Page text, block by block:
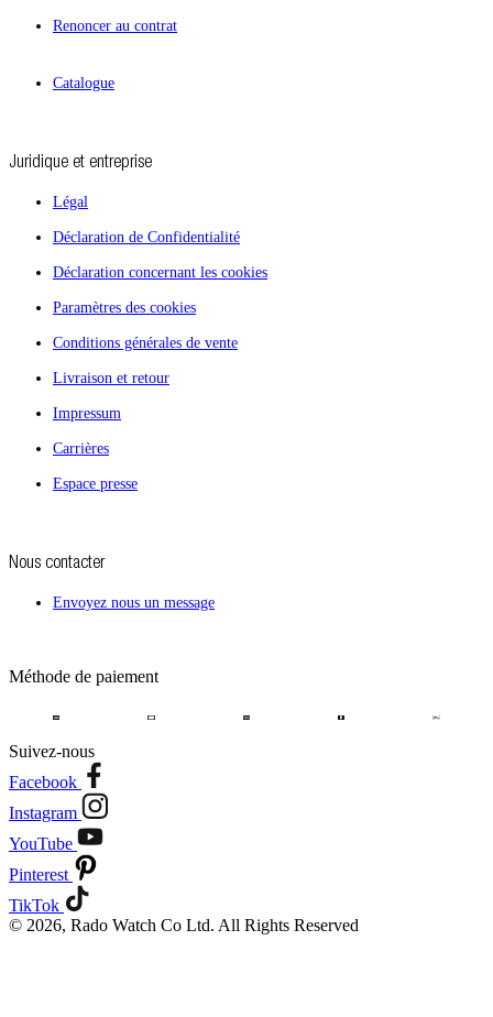
Renoncer au contrat
Catalogue
Juridique et entreprise
Légal
Déclaration de Confidentialité
Déclaration concernant les cookies
Paramètres des cookies
Conditions générales de vente
Livraison et retour
Impressum
Carrières
Espace presse
Nous contacter
Envoyez nous un message
Méthode de paiement
Suivez-nous
Facebook
Instagram
YouTube
Pinterest
TikTok
© 2026, Rado Watch Co Ltd. All Rights Reserved